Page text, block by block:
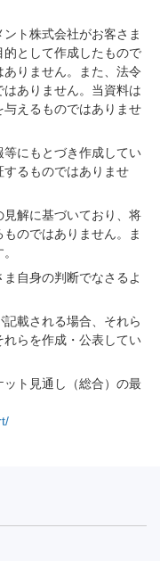
ト株式会社がお客さま
として作成したもので
りません。また、法令
ありません。当資料は
えるものではありませ
にもとづき作成してい
するものではありませ
解に基づいており、将
のではありません。ま
自身の判断でなさるよ
載される場合、それら
らを作成・公表してい
ト見通し（総合）の最